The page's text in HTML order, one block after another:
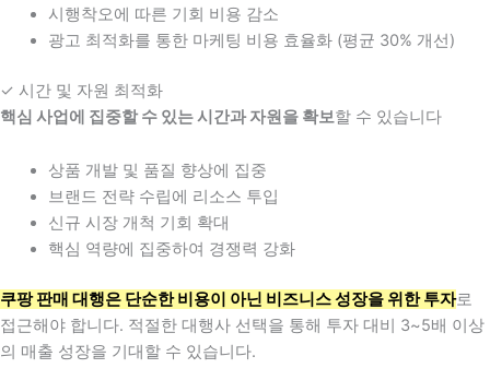
시행착오에 따른 기회 비용 감소
광고 최적화를 통한 마케팅 비용 효율화 (평균 30% 개선)
✓ 시간 및 자원 최적화
핵심 사업에 집중할 수 있는 시간과 자원을 확보할 수 있습니다
상품 개발 및 품질 향상에 집중
브랜드 전략 수립에 리소스 투입
신규 시장 개척 기회 확대
핵심 역량에 집중하여 경쟁력 강화
쿠팡 판매 대행은 단순한 비용이 아닌 비즈니스 성장을 위한 투자로
접근해야 합니다. 적절한 대행사 선택을 통해 투자 대비 3~5배 이상
의 매출 성장을 기대할 수 있습니다.